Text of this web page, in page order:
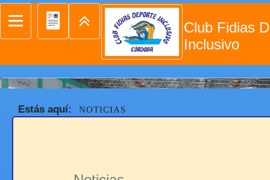
Club Fidias
Inclusivo
Estás aquí: NOTICIAS